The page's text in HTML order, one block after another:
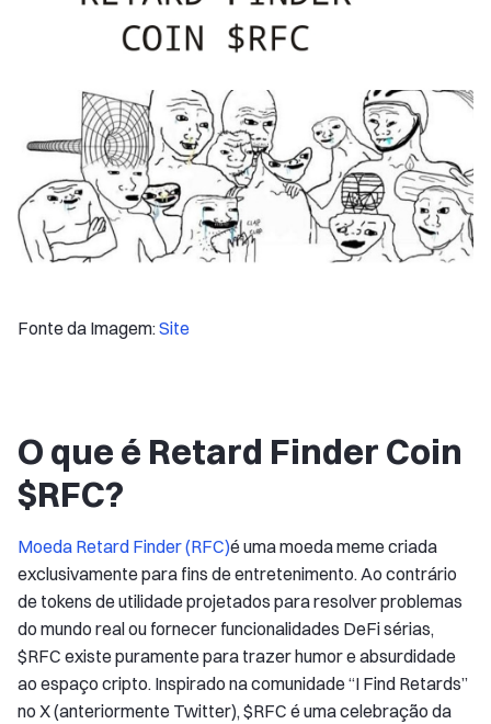
Fonte da Imagem:Site
O que é Retard Finder Coin
$RFC?
Moeda Retard Finder (RFC)é uma moeda meme criada
exclusivamente para fins de entretenimento. Ao contrário
de tokens de utilidade projetados para resolver problemas
do mundo real ou fornecer funcionalidades DeFi sérias,
$RFC existe puramente para trazer humor e absurdidade
ao espaço cripto. Inspirado na comunidade “I Find Retards”
no X (anteriormente Twitter), $RFC é uma celebração da